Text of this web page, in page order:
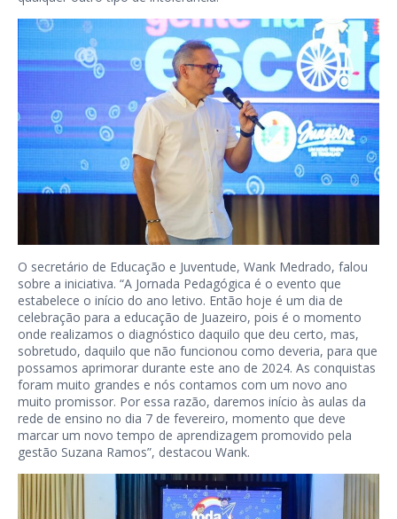
O secretário de Educação e Juventude, Wank Medrado, falou
sobre a iniciativa. “A Jornada Pedagógica é o evento que
estabelece o início do ano letivo. Então hoje é um dia de
celebração para a educação de Juazeiro, pois é o momento
onde realizamos o diagnóstico daquilo que deu certo, mas,
sobretudo, daquilo que não funcionou como deveria, para que
possamos aprimorar durante este ano de 2024. As conquistas
foram muito grandes e nós contamos com um novo ano
muito promissor. Por essa razão, daremos início às aulas da
rede de ensino no dia 7 de fevereiro, momento que deve
marcar um novo tempo de aprendizagem promovido pela
gestão Suzana Ramos”, destacou Wank.